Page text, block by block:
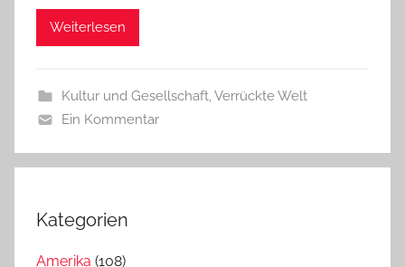
Weiterlesen
Kultur und Gesellschaft,Verrückte Welt
Ein Kommentar
Kategorien
Amerika (108)